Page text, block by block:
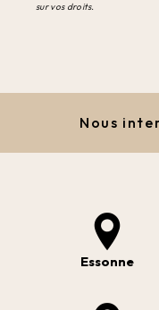
sur vos droits.
Nous
Essonne